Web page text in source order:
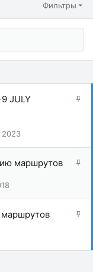
Фильтры
о
JULY
2023
н
маршрутов